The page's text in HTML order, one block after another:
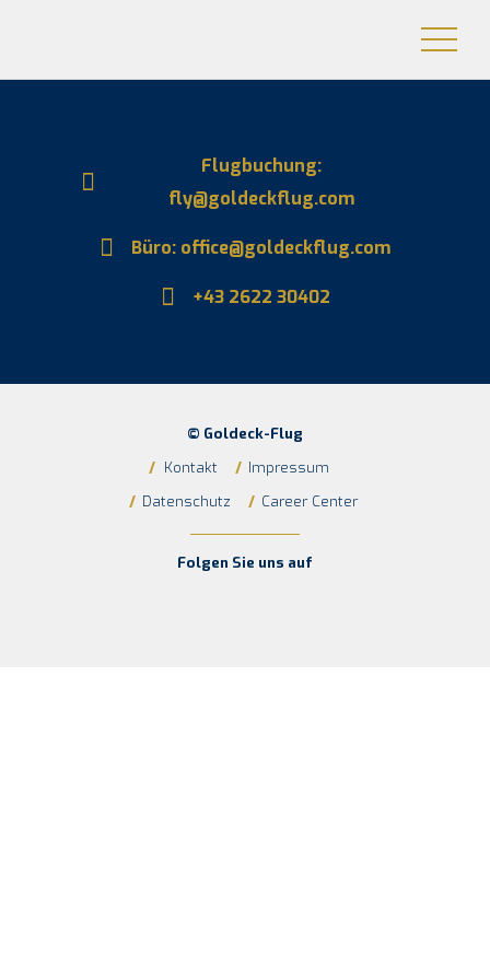
Flug­bu­chung:
fly@goldeckflug.com
Büro: office@goldeckflug.com
+43 2622 30402
© Goldeck-Flug
/ Kontakt / Impres­sum
/ Daten­schutz / Care­er Cen­ter
Fol­gen Sie uns auf